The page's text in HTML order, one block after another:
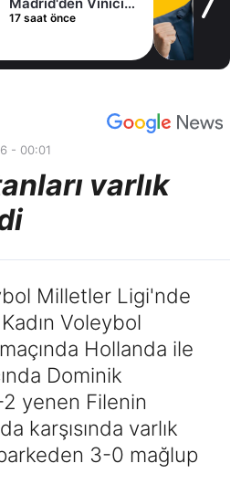
Junior kararı
17 saat önce
- 00:01
varlık
Milletler Ligi'nde
Voleybol
Hollanda ile
Dominik
yenen Filenin
karşısında varlık
3-0 mağlup